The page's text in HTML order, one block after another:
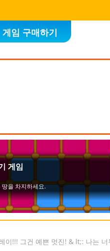
게임 구매하기
이!!! 그건 예쁜 멋진! & lt;: 나는 너